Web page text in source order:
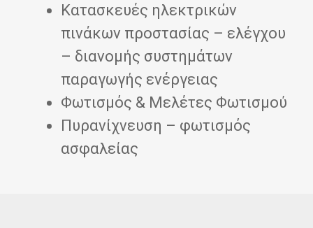
Κατασκευές ηλεκτρικών
πινάκων προστασίας – ελέγχου
– διανομής συστημάτων
παραγωγής ενέργειας
Φωτισμός & Μελέτες Φωτισμού
Πυρανίχνευση – φωτισμός
ασφαλείας